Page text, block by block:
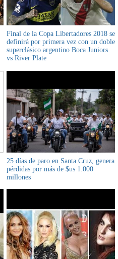
Final de la Copa Libertadores 2018 se
definirá por primera vez con un doble
superclásico argentino Boca Juniors
vs River Plate
25 días de paro en Santa Cruz, genera
pérdidas por más de $us 1.000
millones